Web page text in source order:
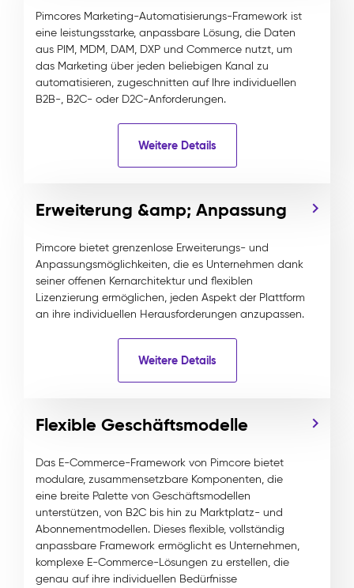
Pimcores Marketing-Automatisierungs-Framework ist
eine leistungsstarke, anpassbare Lösung, die Daten
aus PIM, MDM, DAM, DXP und Commerce nutzt, um
das Marketing über jeden beliebigen Kanal zu
automatisieren, zugeschnitten auf Ihre individuellen
B2B-, B2C- oder D2C-Anforderungen.
Weitere Details
Erweiterung &amp; Anpassung
Pimcore bietet grenzenlose Erweiterungs- und
Anpassungsmöglichkeiten, die es Unternehmen dank
seiner offenen Kernarchitektur und flexiblen
Lizenzierung ermöglichen, jeden Aspekt der Plattform
an ihre individuellen Herausforderungen anzupassen.
Weitere Details
Flexible Geschäftsmodelle
Das E-Commerce-Framework von Pimcore bietet
modulare, zusammensetzbare Komponenten, die
eine breite Palette von Geschäftsmodellen
unterstützen, von B2C bis hin zu Marktplatz- und
Abonnementmodellen. Dieses flexible, vollständig
anpassbare Framework ermöglicht es Unternehmen,
komplexe E-Commerce-Lösungen zu erstellen, die
genau auf ihre individuellen Bedürfnisse